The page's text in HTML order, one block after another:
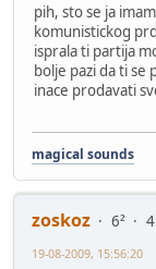
pih, sto se ja
komunistickog
isprala ti partija
bolje pazi da ti se
inace prodavati
magical sounds
zoskoz 6²
4
19-08-2009, 15:56:20